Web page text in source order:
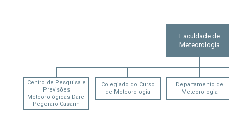
Faculdade de
Meteorologia
Centro de Pesquisa e
Previsões
Meteorológicas Darci
Pegoraro Casarin
Colegiado do Curso
de Meteorologia
Departamento de
Meteorologia